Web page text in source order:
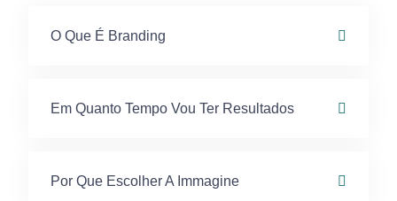
O Que É Branding
Em Quanto Tempo Vou Ter Resultados
Por Que Escolher A Immagine